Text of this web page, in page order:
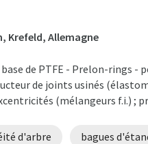
Krefeld, Allemagne
de PTFE - Prelon-rings -
de joints usinés
(mélangeurs f.i.) ;
d'arbre bagues